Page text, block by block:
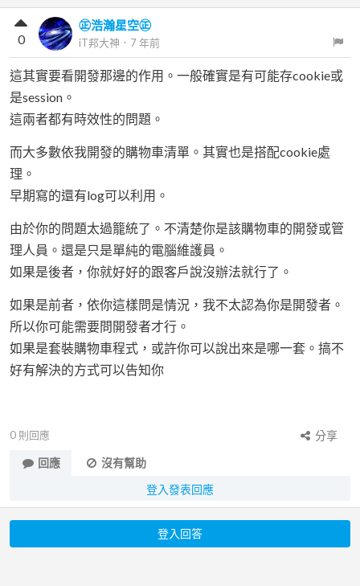
㊣浩瀚星空㊣
iT邦大神 ． 7 年前
0
這其實要看開發那邊的作用。一般確實是有可能存cookie或
是session。
這兩者都有時效性的問題。
而大多數依我開發的購物車清單。其實也是搭配cookie處
理。
早期寫的還有log可以利用。
由於你的問題太過籠統了。不清楚你是該購物車的開發或管
理人員。還是只是單純的電腦維護員。
如果是後者，你就好好的跟客戶說沒辦法就行了。
如果是前者，依你這樣問是情況，我不太認為你是開發者。
所以你可能需要問開發者才行。
如果是套裝購物車程式，或許你可以說出來是哪一套。搞不
好有解決的方式可以告知你
0 則回應
分享
回應
沒有幫助
登入發表回應
登入回答